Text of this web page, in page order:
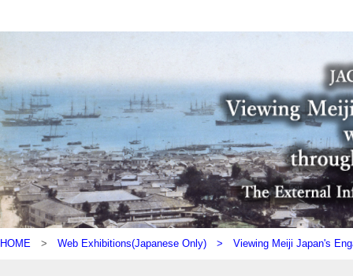
HOME > Web Exhibitions(Japanese Only) > Viewing Meiji Japan's